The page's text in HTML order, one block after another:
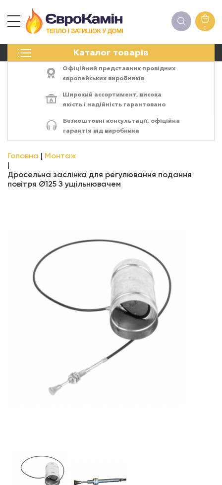
0
Каталог товарів
ПЕЧІ
ЕЛЕКТРОКАМІНИ
АКСЕСУАРИ
Офіційний представник провідних
європейських виробників
Широкий ассортимент, висока
якість і надійність гарантовано
Безкоштовні консультації, офіційна
гарантія від виробника
Головна Монтаж
Дросельна заслінка для регулювання подання
повітря Ø125 З ущільнювачем